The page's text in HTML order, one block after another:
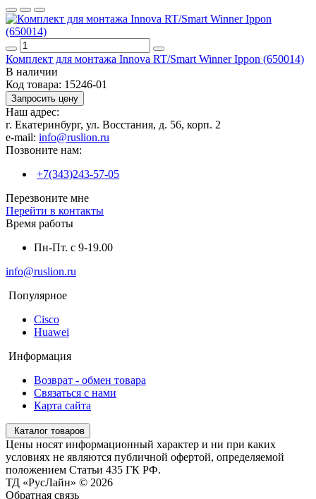
Комплект для монтажа Innova RT/Smart Winner Ippon (650014)
В наличии
Код товара: 15246-01
Запросить цену
Наш адрес:
г. Екатеринбург, ул. Восстания, д. 56, корп. 2
e-mail: info@ruslion.ru
Позвоните нам:
+7(343)243-57-05
Перезвоните мне
Перейти в контакты
Время работы
Пн-Пт. с 9-19.00
info@ruslion.ru
Популярное
Cisco
Huawei
Информация
Возврат - обмен товара
Связаться с нами
Карта сайта
Каталог товаров
Цены носят информационный характер и ни при каких
условиях не являются публичной офертой, определяемой
положением Статьи 435 ГК РФ.
ТД «РусЛайн» © 2026
Обратная связь